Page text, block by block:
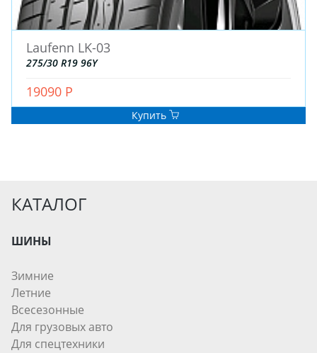
Laufenn LK-03
275/30 R19 96Y
19090 Р
Купить
КАТАЛОГ
ШИНЫ
Зимние
Летние
Всесезонные
Для грузовых авто
Для спецтехники